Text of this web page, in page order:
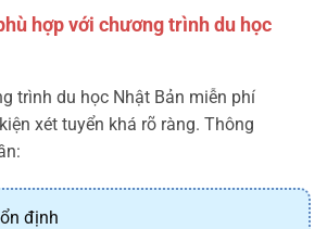
hợp với chương trình du học
trình du học Nhật Bản miễn phí
xét tuyển khá rõ ràng. Thông
định